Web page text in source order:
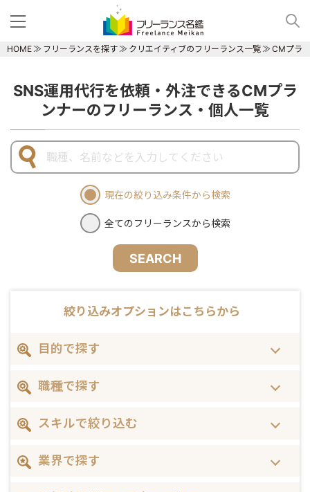
HOME フリーランスを探す クリエイティブのフリーランス一覧 CMプラ
SNS運用代行を依頼・外注できるCMプラ
ンナーのフリーランス・個人一覧
現在の絞り込み条件から検索
全てのフリーランスから検索
SEARCH
絞り込みオプションはこちらから
目的で探す
職種で探す
スキルで絞り込む
業界で探す